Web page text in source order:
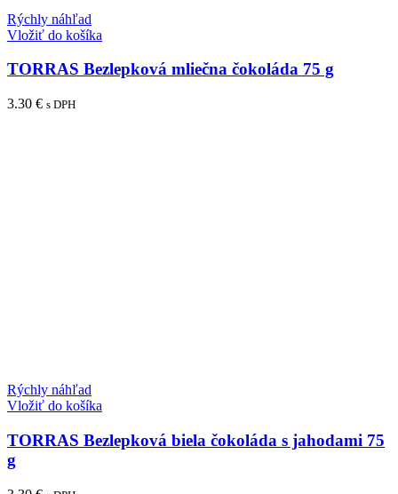
Rýchly náhľad
Vložiť do košíka
TORRAS Bezlepková mliečna čokoláda 75 g
3.30 € s DPH
Rýchly náhľad
Vložiť do košíka
TORRAS Bezlepková biela čokoláda s jahodami 75
g